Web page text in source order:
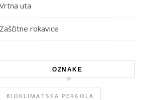
Vrtna uta
Zaščitne rokavice
OZNAKE
BIOKLIMATSKA PERGOLA